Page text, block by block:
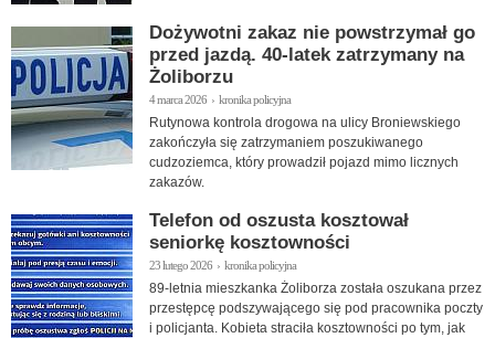
Dożywotni zakaz nie powstrzymał go
przed jazdą. 40-latek zatrzymany na
Żoliborzu
4 marca 2026 › kronika policyjna
Rutynowa kontrola drogowa na ulicy Broniewskiego
zakończyła się zatrzymaniem poszukiwanego
cudzoziemca, który prowadził pojazd mimo licznych
zakazów.
Telefon od oszusta kosztował
seniorkę kosztowności
23 lutego 2026 › kronika policyjna
89-letnia mieszkanka Żoliborza została oszukana przez
przestępcę podszywającego się pod pracownika poczty
i policjanta. Kobieta straciła kosztowności po tym, jak